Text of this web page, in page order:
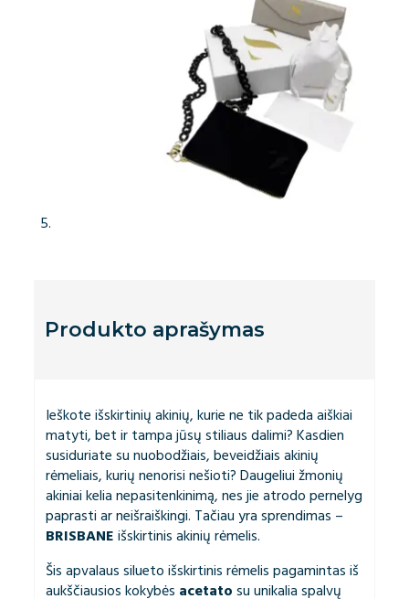
Produkto aprašymas
Ieškote išskirtinių akinių, kurie ne tik padeda aiškiai
matyti, bet ir tampa jūsų stiliaus dalimi? Kasdien
susiduriate su nuobodžiais, beveidžiais akinių
rėmeliais, kurių nenorisi nešioti? Daugeliui žmonių
akiniai kelia nepasitenkinimą, nes jie atrodo pernelyg
paprasti ar neišraiškingi. Tačiau yra sprendimas –
BRISBANEišskirtinis akinių rėmelis.
Šis apvalaus silueto išskirtinis rėmelis pagamintas iš
aukščiausios kokybės acetatosu unikalia spalvų